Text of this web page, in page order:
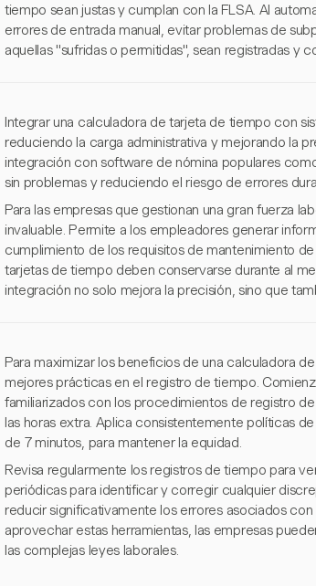
tiempo sean justas y cumplan con la FLSA. Al
errores de entrada manual, evitar problemas de
aquellas "sufridas o permitidas", sean registradas y
Integrar una calculadora de tarjeta de tiempo con
reduciendo la carga administrativa y mejorando la
integración con software de nómina populares
sin problemas y reduciendo el riesgo de errores
Para las empresas que gestionan una gran fuerza
invaluable. Permite a los empleadores generar
cumplimiento de los requisitos de mantenimiento
tarjetas de tiempo deben conservarse durante al
integración no solo mejora la precisión, sino que
Para maximizar los beneficios de una calculadora
mejores prácticas en el registro de tiempo.
familiarizados con los procedimientos de registro
las horas extra. Aplica consistentemente políticas
de 7 minutos, para mantener la equidad.
Revisa regularmente los registros de tiempo para
periódicas para identificar y corregir cualquier
reducir significativamente los errores asociados
aprovechar estas herramientas, las empresas
las complejas leyes laborales.